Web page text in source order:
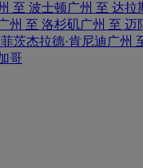
至 波士顿广州 至 达拉
州 至 洛杉矶广州 至 迈
茨杰拉德·肯尼迪 广州
哥